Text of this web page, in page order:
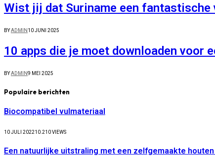
Wist jij dat Suriname een fantastische
BYADMIN 10 JUNI 2025
10 apps die je moet downloaden voor
BYADMIN9 MEI 2025
Populaire berichten
Biocompatibel vulmateriaal
10 JULI 202210.210VIEWS
Een natuurlijke uitstraling met een zelfgemaakte